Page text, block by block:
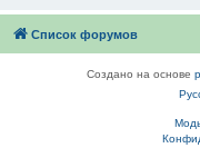
Список форумов
Создано на основе